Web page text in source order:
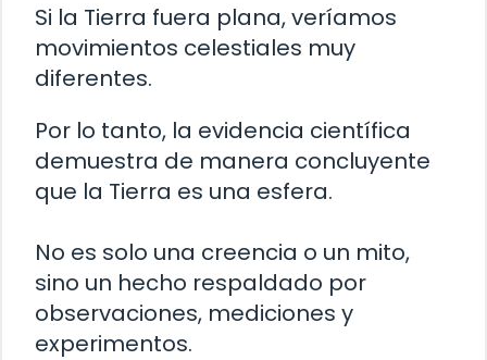
Si la Tierra fuera plana, veríamos
movimientos celestiales muy
diferentes.
Por lo tanto, la evidencia científica
demuestra de manera concluyente
que la Tierra es una esfera.
No es solo una creencia o un mito,
sino un hecho respaldado por
observaciones, mediciones y
experimentos.